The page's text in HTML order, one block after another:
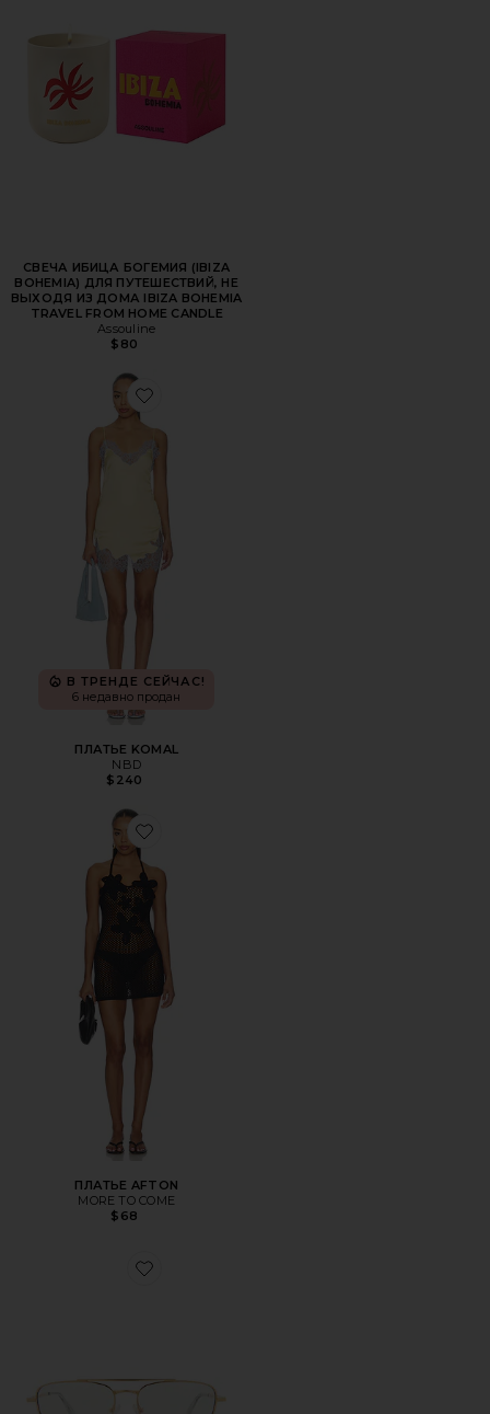
СВЕЧА ИБИЦА БОГЕМИЯ (IBIZA
BOHEMIA) ДЛЯ ПУТЕШЕСТВИЙ, НЕ
ВЫХОДЯ ИЗ ДОМА IBIZA BOHEMIA
TRAVEL FROM HOME CANDLE
Assouline
$80
Favorite ПЛАТЬЕ KOMAL
В ТРЕНДЕ СЕЙЧАС!
6 недавно продан
ПЛАТЬЕ KOMAL
NBD
$240
Favorite ПЛАТЬЕ AFTON
ПЛАТЬЕ AFTON
MORE TO COME
$68
Favorite ОЧКИ DIAMETRIC II